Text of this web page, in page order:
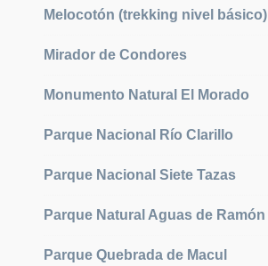
Melocotón (trekking nivel básico)
Mirador de Condores
Monumento Natural El Morado
Parque Nacional Río Clarillo
Parque Nacional Siete Tazas
Parque Natural Aguas de Ramón
Parque Quebrada de Macul